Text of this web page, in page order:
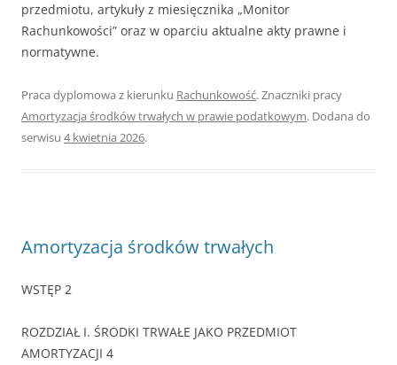
przedmiotu, artykuły z miesięcznika „Monitor
Rachunkowości” oraz w oparciu aktualne akty prawne i
normatywne.
Praca dyplomowa z kierunku Rachunkowość. Znaczniki pracy
Amortyzacja środków trwałych w prawie podatkowym. Dodana do
serwisu 4 kwietnia 2026.
Amortyzacja środków trwałych
WSTĘP 2
ROZDZIAŁ I. ŚRODKI TRWAŁE JAKO PRZEDMIOT
AMORTYZACJI 4